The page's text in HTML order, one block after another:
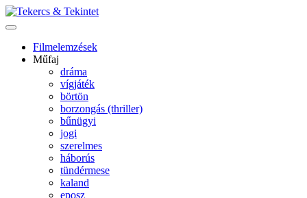
Filmelemzések
Műfaj
dráma
vígjáték
börtön
borzongás (thriller)
bűnügyi
jogi
szerelmes
háborús
tündérmese
kaland
eposz